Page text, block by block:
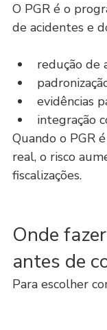
O PGR é o
de acidentes e
redução de
evidências
integração
Quando o PGR
real, o risco
fiscalizações.
Onde
antes de
Para escolher